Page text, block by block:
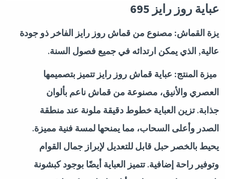
عباية روز رايز 695
يزة القماش: مصنوع من قماش روز رايز الفاخر ذو جودة
عالية, الذي يمكن ارتدائه في جميع فصول السنة.
ميزة المنتج: عباية قماش روز رايز تتميز بتصميمها
العصري والأنيق، مصنوعة من قماش ناعم بألوان
جذابة. تزين العباية خطوط دقيقة ملونة عند منطقة
الصدر وأعلى السحاب، مما يمنحها لمسة فنية مميزة.
يحيط بالخصر حبل قابل للتعديل لإبراز جمال القوام
وتوفير راحة إضافية. تتميز العباية أيضًا بوجود كبشونة